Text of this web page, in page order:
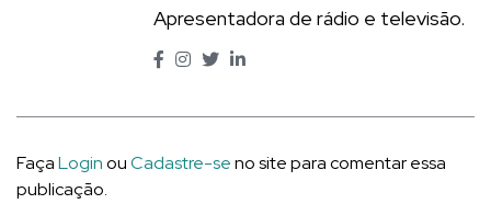
Apresentadora de rádio e televisão.
FaçaLoginouCadastre-seno site para comentar essa
publicação.